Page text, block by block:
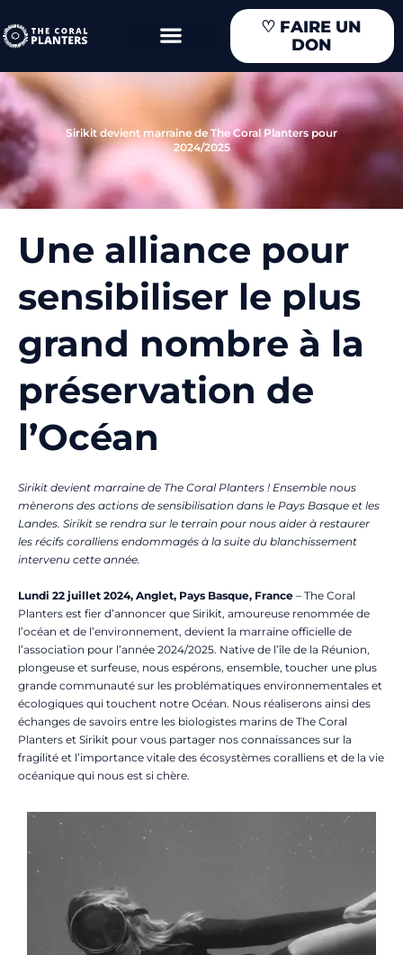
au
contenu
♡ FAIRE UN
DON
Sirikit devient marraine de The Coral Planters pour
2024/2025
Une alliance pour
sensibiliser le plus
grand nombre à la
préservation de
l’Océan
Sirikit devient marraine de The Coral Planters ! Ensemble nous
mènerons des actions de sensibilisation dans le Pays Basque et les
Landes. Sirikit se rendra sur le terrain pour nous aider à restaurer
les récifs coralliens endommagés à la suite du blanchissement
intervenu cette année.
Lundi 22 juillet 2024, Anglet, Pays Basque, France – The Coral
Planters est fier d’annoncer que Sirikit, amoureuse renommée de
l’océan et de l’environnement, devient la marraine officielle de
l’association pour l’année 2024/2025. Native de l’île de la Réunion,
plongeuse et surfeuse, nous espérons, ensemble, toucher une plus
grande communauté sur les problématiques environnementales et
écologiques qui touchent notre Océan. Nous réaliserons ainsi des
échanges de savoirs entre les biologistes marins de The Coral
Planters et Sirikit pour vous partager nos connaissances sur la
fragilité et l’importance vitale des écosystèmes coralliens et de la vie
océanique qui nous est si chère.